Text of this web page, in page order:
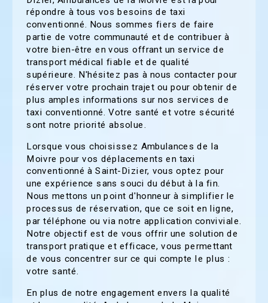
répondre à tous vos besoins de taxi
conventionné. Nous sommes fiers de faire
partie de votre communauté et de contribuer à
votre bien-être en vous offrant un service de
transport médical fiable et de qualité
supérieure. N'hésitez pas à nous contacter pour
réserver votre prochain trajet ou pour obtenir de
plus amples informations sur nos services de
taxi conventionné. Votre santé et votre sécurité
sont notre priorité absolue.
Lorsque vous choisissez Ambulances de la
Moivre pour vos déplacements en taxi
conventionné à Saint-Dizier, vous optez pour
une expérience sans souci du début à la fin.
Nous mettons un point d'honneur à simplifier le
processus de réservation, que ce soit en ligne,
par téléphone ou via notre application conviviale.
Notre objectif est de vous offrir une solution de
transport pratique et efficace, vous permettant
de vous concentrer sur ce qui compte le plus :
votre santé.
En plus de notre engagement envers la qualité